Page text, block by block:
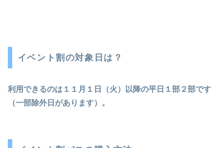
イベント割の対象日は？
利用できるのは１１月１日（火）以降の平日１部２部です
（一部除外日があります）。